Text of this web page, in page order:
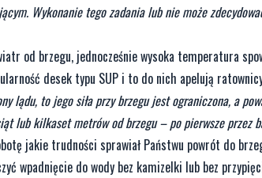
Wykonanie tego zadania lub nie może
od brzegu, jednocześnie wysoka temperatura
desek typu SUP i to do nich apelują
lądu, to jego siła przy brzegu jest ograniczona, a
lub kilkaset metrów od brzegu – po pierwsze przez
jakie trudności sprawiał Państwu powrót do
wpadnięcie do wody bez kamizelki lub bez